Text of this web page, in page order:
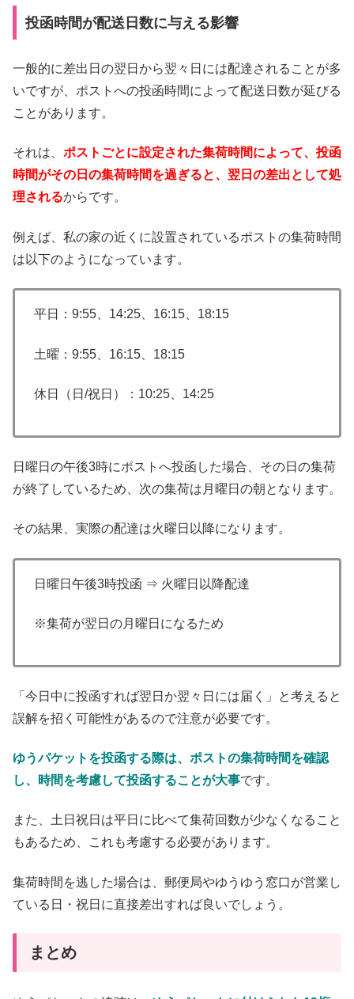
投函時間が配送日数に与える影響
一般的に差出日の翌日から翌々日には配達されることが多
いですが、ポストへの投函時間によって配送日数が延びる
ことがあります。
それは、 ポストごとに設定された集荷時間によって、投函
時間がその日の集荷時間を過ぎると、翌日の差出として処
理されるからです。
例えば、私の家の近くに設置されているポストの集荷時間
は以下のようになっています。
平日：9:55、14:25、16:15、18:15
土曜：9:55、16:15、18:15
休日（日/祝日）：10:25、14:25
日曜日の午後3時にポストへ投函した場合、その日の集荷
が終了しているため、次の集荷は月曜日の朝となります。
その結果、実際の配達は火曜日以降になります。
日曜日午後3時投函 ⇒ 火曜日以降配達
※集荷が翌日の月曜日になるため
「今日中に投函すれば翌日か翌々日には届く」と考えると
誤解を招く可能性があるので注意が必要です。
ゆうパケットを投函する際は、ポストの集荷時間を確認
し、時間を考慮して投函することが大事です。
また、土日祝日は平日に比べて集荷回数が少なくなること
もあるため、これも考慮する必要があります。
集荷時間を逃した場合は、郵便局やゆうゆう窓口が営業し
ている日・祝日に直接差出すれば良いでしょう。
まとめ